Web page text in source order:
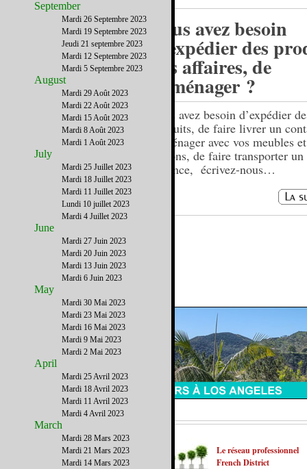
Vous avez besoin
d’expédier des
des affaires, de
déménager ?
Vous avez besoin d’expédier
produits, de faire livrer un
déménager avec vos meubles
cartons, de faire transporter
urgence, écrivez-nous…
Le réseau professionnel
French District
September
Mardi 26 Septembre 2023
Mardi 19 Septembre 2023
Jeudi 21 septembre 2023
Mardi 12 Septembre 2023
Mardi 5 Septembre 2023
August
Mardi 29 Août 2023
Mardi 22 Août 2023
Mardi 15 Août 2023
Mardi 8 Août 2023
Mardi 1 Août 2023
July
Mardi 25 Juillet 2023
Mardi 18 Juillet 2023
Mardi 11 Juillet 2023
Lundi 10 juillet 2023
Mardi 4 Juillet 2023
June
Mardi 27 Juin 2023
Mardi 20 Juin 2023
Mardi 13 Juin 2023
Mardi 6 Juin 2023
May
Mardi 30 Mai 2023
Mardi 23 Mai 2023
Mardi 16 Mai 2023
Mardi 9 Mai 2023
Mardi 2 Mai 2023
April
Mardi 25 Avril 2023
Mardi 18 Avril 2023
Mardi 11 Avril 2023
Mardi 4 Avril 2023
March
Mardi 28 Mars 2023
Mardi 21 Mars 2023
Mardi 14 Mars 2023